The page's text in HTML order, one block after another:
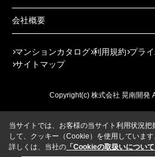
会社概要
マンションカタログ 利用規約 プラ
サイトマップ
Copyright(c) 株式会社 晃南開発
当サイトでは、お客様の当サイト利用状況把
して、クッキー（Cookie）を使用しています
詳しくは、当社の 「Cookieの取扱いについて